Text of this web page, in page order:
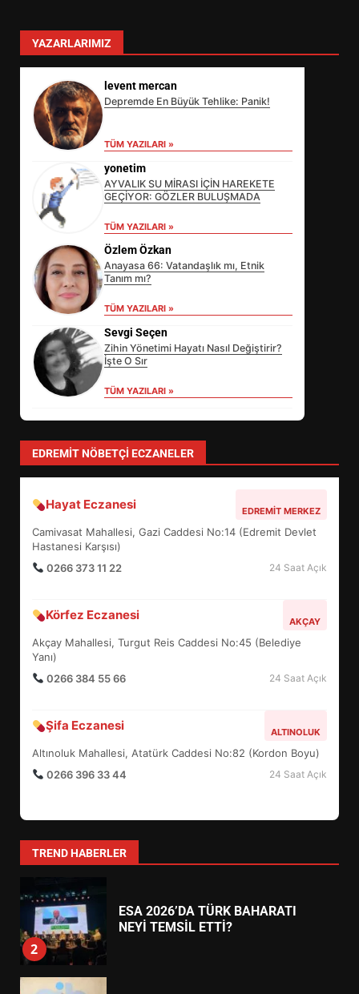
YAZARLARIMIZ
levent mercan
Depremde En Büyük Tehlike: Panik!
TÜM YAZILARI »
yonetim
AYVALIK SU MİRASI İÇİN HAREKETE
GEÇİYOR: GÖZLER BULUŞMADA
TÜM YAZILARI »
Özlem Özkan
Anayasa 66: Vatandaşlık mı, Etnik
Tanım mı?
TÜM YAZILARI »
Sevgi Seçen
Zihin Yönetimi Hayatı Nasıl Değiştirir?
İşte O Sır
TÜM YAZILARI »
EDREMIT NÖBETÇI ECZANELER
Hayat Eczanesi EDREMIT MERKEZ
Camivasat Mahallesi, Gazi Caddesi No:14 (Edremit Devlet
Hastanesi Karşısı)
0266 373 11 22
24 Saat Açık
Körfez Eczanesi AKÇAY
Akçay Mahallesi, Turgut Reis Caddesi No:45 (Belediye
Yanı)
0266 384 55 66
24 Saat Açık
Şifa Eczanesi ALTINOLUK
Altınoluk Mahallesi, Atatürk Caddesi No:82 (Kordon Boyu)
0266 396 33 44
24 Saat Açık
TREND HABERLER
3
EİB’DE KRİTİK ATAMA:
SÜRDÜRÜLEBİLİRLİKTE NE
DEĞİŞECEK?
4
5
BALIKESİR MÜZELERİNDE SÜRE
UZATILDI: NE DEĞİŞTİ?
6
TURNUVASI KAYITLARI NEYİ
7
YENİ YÖNETİM NASIL
ŞEKİLLENDİ?
1
HAREKETE GEÇİYOR: GÖZLER
2
ESA 2026’DA TÜRK BAHARATI
NEYİ TEMSİL ETTİ?